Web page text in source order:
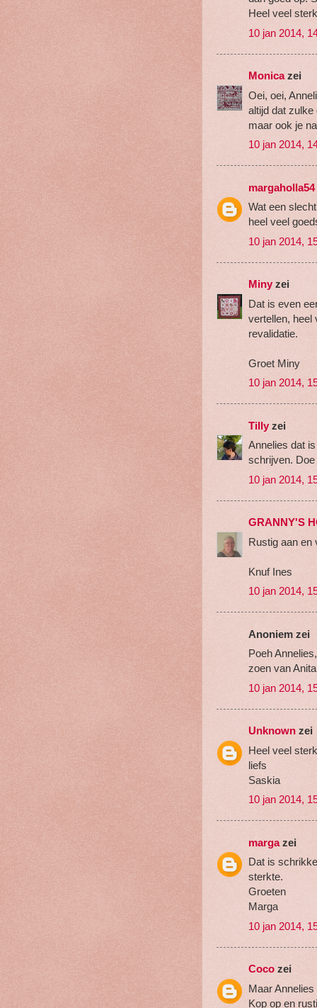
Heel veel
10 jan 2014,
Monicazei
Oei, oei,
altijd dat
maar ook je
10 jan 2014,
margaholla54
Wat een
heel veel
10 jan 2014,
Minyzei
Dat is even
vertellen, heel
revalidatie.
Groet Miny
10 jan 2014,
Tilly zei
Annelies dat
schrijven.
10 jan 2014,
GRANNY'S
Rustig aan en
Knuf Ines
10 jan 2014,
Anoniem zei
Poeh
zoen van
10 jan 2014,
Unknown zei
Heel veel
liefs
Saskia
10 jan 2014,
margazei
Dat is
sterkte.
Groeten
Marga
10 jan 2014,
Coco zei
Maar
Kop op en